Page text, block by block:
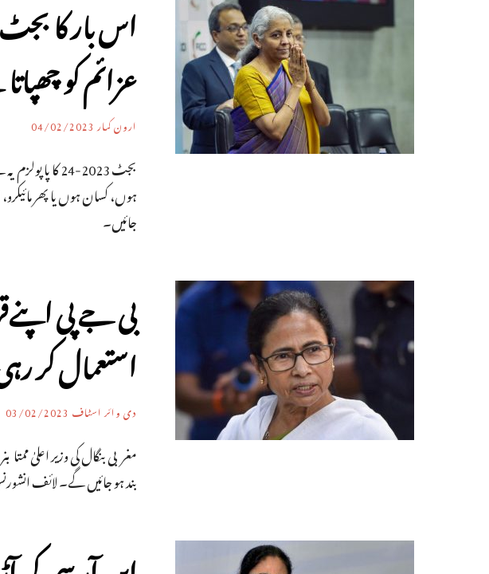
اس بار کا
عزائم کو
ارون کمار04/02/2023
بجٹ 2023-24
ہوں، کسان ہوں یا پھر
جائیں۔
بی جے پی
استعمال کر
دی وائر اسٹاف 03/02/2023
مغربی بنگال کی وزیر اعلیٰ
بند ہو جائیں گے۔ لائف